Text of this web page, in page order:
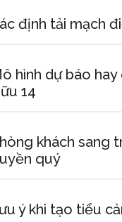
định tải mạch
hình dự báo
14
khách sang
quý
ý khi tạo tiểu